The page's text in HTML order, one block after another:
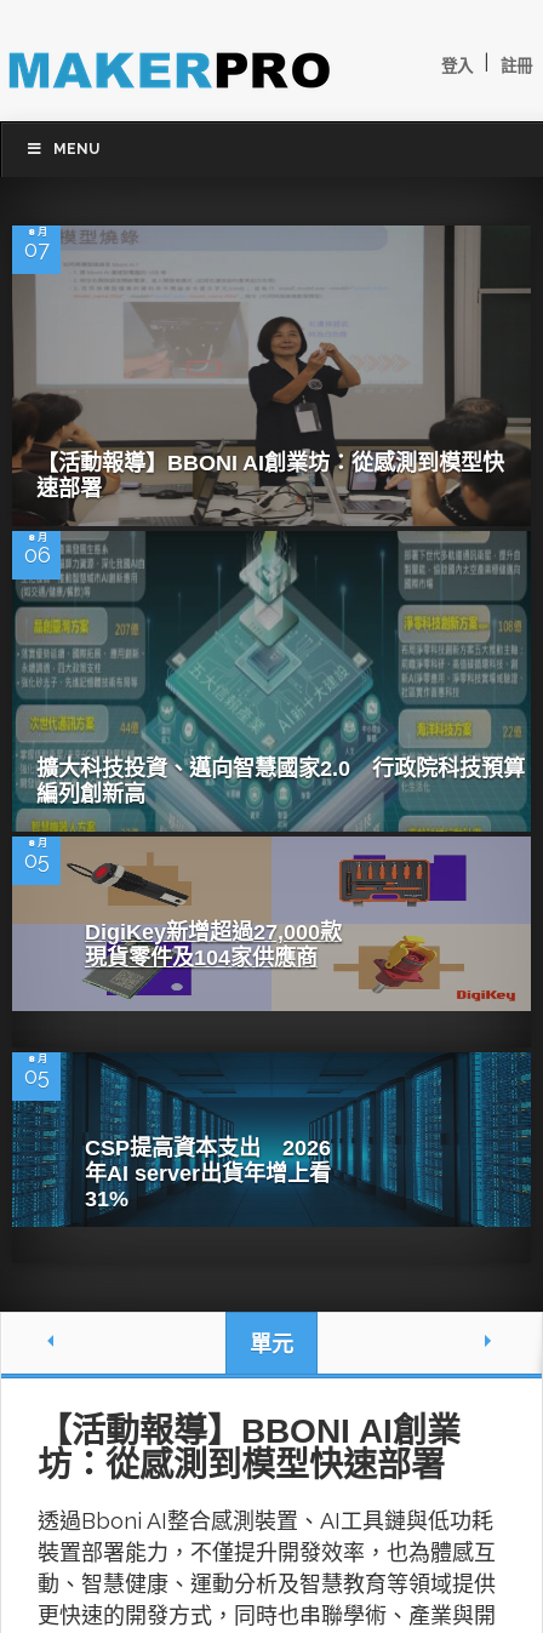
登入 註冊
MENU
8 月
07
【活動報導】BBONI AI創業坊：從感測到模型快
速部署
8 月
06
擴大科技投資、邁向智慧國家2.0 行政院科技預算
編列創新高
8 月
05
DigiKey新增超過27,000款
現貨零件及104家供應商
8 月
05
CSP提高資本支出 2026
年AI server出貨年增上看
31%
單元
【活動報導】BBONI AI創業
坊：從感測到模型快速部署
透過Bboni AI整合感測裝置、AI工具鏈與低功耗
裝置部署能力，不僅提升開發效率，也為體感互
動、智慧健康、運動分析及智慧教育等領域提供
更快速的開發方式，同時也串聯學術、產業與開